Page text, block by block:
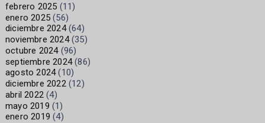
febrero 2025 (11)
enero 2025 (56)
diciembre 2024(64)
noviembre 2024(35)
octubre 2024(96)
septiembre 2024(86)
agosto 2024(10)
diciembre 2022(12)
abril 2022 (4)
mayo 2019 (1)
enero 2019 (4)